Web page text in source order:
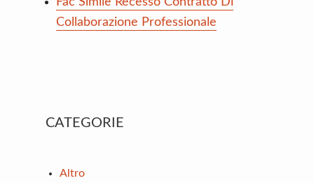
Collaborazione Professionale
Primary
CATEGORIE
Altro